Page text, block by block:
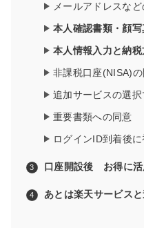
メールアドレスな
本人確認書類・顔
本人情報入力と納
非課税口座(NISA)
追加サービスの選
重要書類への同意
ログインID到着後
口座開設後 お得に活
あとは楽天サービス